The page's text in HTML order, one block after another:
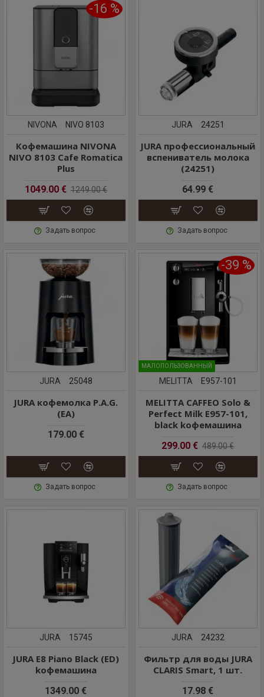
-16 %
NIVONA NIVO 8103
Кофемашина NIVONA
NIVO 8103 Cafe Romatica
Plus
1049.00 € 1249.00 €
Задать вопрос
JURA 24251
JURA профессиональный
вспениватель молока
(24251)
64.99 €
Задать вопрос
JURA 25048
JURA кофемолка P.A.G.
(EA)
179.00 €
Задать вопрос
MАЛОПОЛЬЗОВАННЫЙ
-39 %
MELITTA E957-101
MELITTA CAFFEO Solo &
Perfect Milk E957-101,
black kофемашина
299.00 € 489.00 €
Задать вопрос
JURA 15745
JURA E8 Piano Black (ED)
kофемашина
1349.00 €
JURA 24232
Фильтр для воды JURA
CLARIS Smart, 1 шт.
17.98 €